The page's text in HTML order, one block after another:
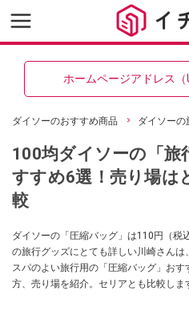
ホームページアドレス
ダイソーのおすすめ商品 ダイソーの
100均ダイソーの「旅
すすめ6選！売り場は
較
ダイソーの「圧縮バッグ」は110円（税
の旅行グッズにとても詳しい川崎さん
スパのよい旅行用の「圧縮バッグ」お
方、売り場を紹介。セリアとも比較しま